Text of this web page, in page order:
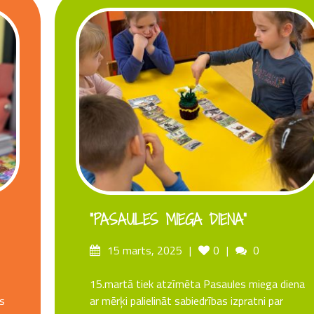
“PASAULES MIEGA DIENA”
Posted15 marts, 2025 Likes
0 Comments
0
15.martā tiek atzīmēta Pasaules miega diena
ar mērķi palielināt sabiedrības izpratni par